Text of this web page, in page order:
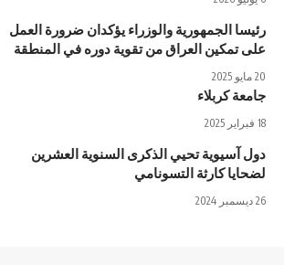
رئيسا الجمهورية والوزراء يؤكدان ضرورة العمل
على تمكين العراق من تقوية دوره في المنطقة
20 مايو 2025
جامعة كربلاء
18 فبراير 2025
دول آسيوية تحيي الذكرى السنوية العشرين
لضحايا كارثة التسونامي
26 ديسمبر 2024